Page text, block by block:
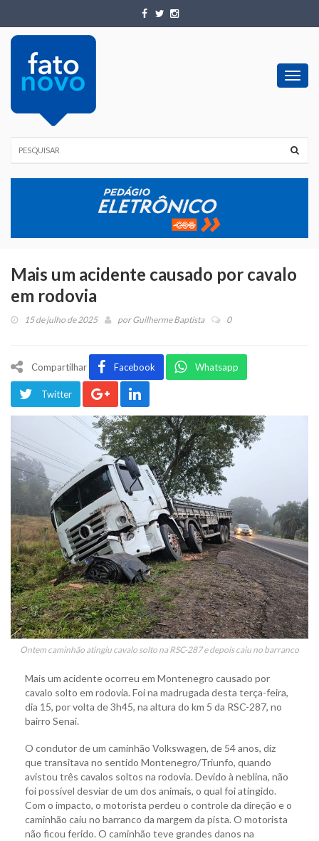
Mais um acidente causado por cavalo
em rodovia
15 de julho de 2025 porGuilherme Baptista 0
Compartilhar Facebook Whatsapp
Twitter
Ontem caminhão atingiu cavalo solto na RSC-287 e depois caiu no barranco
Mais um acidente ocorreu em Montenegro causado por
cavalo solto em rodovia. Foi na madrugada desta terça-feira,
dia 15, por volta de 3h45, na altura do km 5 da RSC-287, no
bairro Senai.
O condutor de um caminhão Volkswagen, de 54 anos, diz
que transitava no sentido Montenegro/Triunfo, quando
avistou três cavalos soltos na rodovia. Devido à neblina, não
foi possível desviar de um dos animais, o qual foi atingido.
Com o impacto, o motorista perdeu o controle da direção e o
caminhão caiu no barranco da margem da pista. O motorista
não ficou ferido. O caminhão teve grandes danos na